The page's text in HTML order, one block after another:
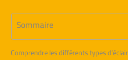
Sommaire
Comprendre les différents types